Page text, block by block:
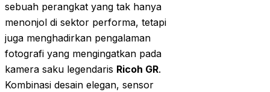
sebuah perangkat yang tak hanya
menonjol di sektor performa, tetapi
juga menghadirkan pengalaman
fotografi yang mengingatkan pada
kamera saku legendaris Ricoh GR.
Kombinasi desain elegan, sensor